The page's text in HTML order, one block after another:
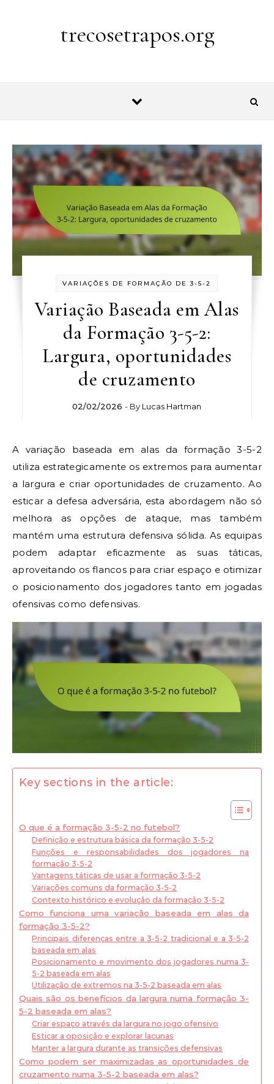
trecosetrapos.org
VARIAÇÕES DE FORMAÇÃO DE 3-5-2
Variação Baseada em Alas
da Formação 3-5-2:
Largura, oportunidades
de cruzamento
02/02/2026 - By Lucas Hartman
A variação baseada em alas da formação 3-5-2
utiliza estrategicamente os extremos para aumentar
a largura e criar oportunidades de cruzamento. Ao
esticar a defesa adversária, esta abordagem não só
melhora as opções de ataque, mas também
mantém uma estrutura defensiva sólida. As equipas
podem adaptar eficazmente as suas táticas,
aproveitando os flancos para criar espaço e otimizar
o posicionamento dos jogadores tanto em jogadas
ofensivas como defensivas.
Key sections in the article:
O que é a formação 3-5-2 no futebol?
Definição e estrutura básica da formação 3-5-2
Funções e responsabilidades dos jogadores na
formação 3-5-2
Vantagens táticas de usar a formação 3-5-2
Variações comuns da formação 3-5-2
Contexto histórico e evolução da formação 3-5-2
Como funciona uma variação baseada em alas da
formação 3-5-2?
Principais diferenças entre a 3-5-2 tradicional e a 3-5-2
baseada em alas
Posicionamento e movimento dos jogadores numa 3-
5-2 baseada em alas
Utilização de extremos na 3-5-2 baseada em alas
Quais são os benefícios da largura numa formação 3-
5-2 baseada em alas?
Criar espaço através da largura no jogo ofensivo
Esticar a oposição e explorar lacunas
Manter a largura durante as transições defensivas
Como podem ser maximizadas as oportunidades de
cruzamento numa 3-5-2 baseada em alas?